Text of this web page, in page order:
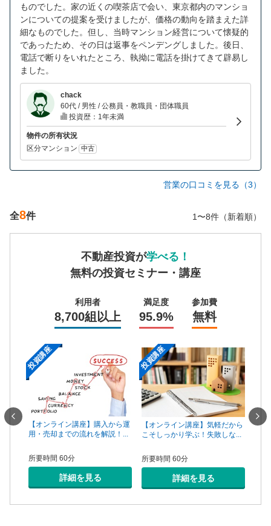
ものでした。家の近くの喫茶店で会い、東京都内のマンショ
ンについての提案を受けましたが、価格の動向を踏まえた詳
細なものでした。但し、当時マンション経営について懐疑的
であったため、その日は返事をペンデングしました。後日、
電話で断りをいれたところ、執拗に電話を掛けてきて辟易し
ました。
chack
60代 / 男性 / 公務員・教職員・団体職員
投資歴：1年未満
物件の所有状況
区分マンション 中古
営業の口コミを見る（3）
全8件 1〜8件（新着順）
不動産投資が学べる！
無料の投資セミナー・講座
利用者
8,700組以上
満足度
95.9%
参加費
無料
手は
投資講座
【オンライン講座】購入から運
用・売却までの流れを解説！...
所要時間 60分
詳細を見る
投資講座
【オンライン講座】気軽だから
こそしっかり学ぶ！失敗しな...
所要時間 60分
詳細を見る
【オ